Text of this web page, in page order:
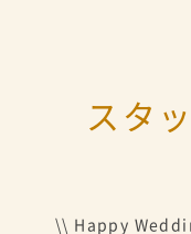
スタ
\\ Happy